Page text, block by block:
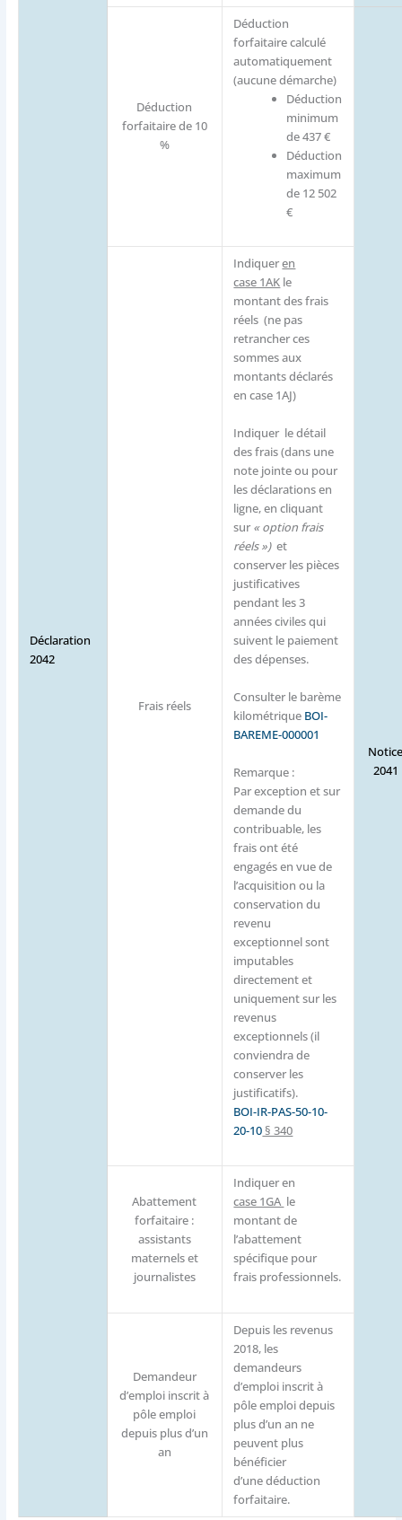
Déclaration
2042
Déduction
forfaitaire de 10
%
Déduction
forfaitaire calculé
automatiquement
(aucune démarche)
Déduction
minimum
de 437 €
Déduction
maximum
de 12 502
€
2041
Frais réels
Indiqueren
case 1AK le
montant des frais
réels (ne pas
retrancher ces
sommes aux
montants déclarés
en case 1AJ)
Indiquer le détail
des frais (dans une
note jointe ou pour
les déclarations en
ligne, en cliquant
sur « option frais
réels »)et
conserver les pièces
justificatives
pendant les 3
années civiles qui
suivent le paiement
des dépenses.
Consulter le barème
kilométrique BOI-
BAREME-000001
Remarque :
Par exception et sur
demande du
contribuable, les
frais ont été
engagés en vue de
l’acquisition ou la
conservation du
revenu
exceptionnel sont
imputables
directement et
uniquement sur les
revenus
exceptionnels (il
conviendra de
conserver les
justificatifs).
BOI-IR-PAS-50-10-
20-10 § 340
Abattement
forfaitaire :
assistants
maternels et
journalistes
Indiquer en
case 1GA le
montant de
l’abattement
spécifique pour
frais professionnels.
Demandeur
d’emploi inscrit à
pôle emploi
depuis plus d’un
an
Depuis les revenus
2018, les
demandeurs
d’emploi inscrit à
pôle emploi depuis
plus d’un an ne
peuvent plus
bénéficier
d’une déduction
forfaitaire.